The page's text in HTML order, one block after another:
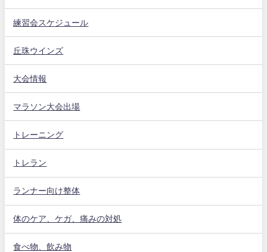
練習会スケジュール
丘珠ウインズ
大会情報
マラソン大会出場
トレーニング
トレラン
ランナー向け整体
体のケア、ケガ、痛みの対処
食べ物、飲み物